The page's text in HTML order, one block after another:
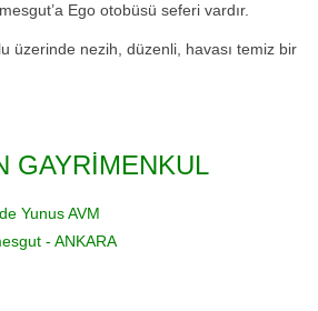
Ego otobüsü seferi vardır.
üzerinde nezih, düzenli, havası temiz bir
GAYRİMENKUL
Yunus AVM
- ANKARA